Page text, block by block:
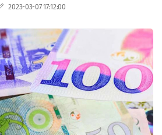
2023-03-07 17:12:00